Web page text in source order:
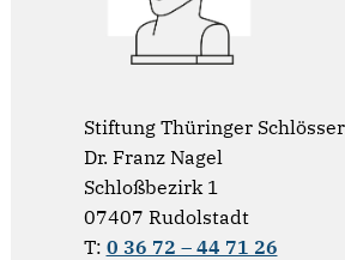
Stiftung Thüringer
Dr. Franz Nagel
Schloßbezirk 1
07407 Rudolstadt
T: 0 36 72 – 44 71 26